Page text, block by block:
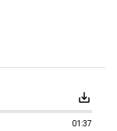
save_alt
01:37